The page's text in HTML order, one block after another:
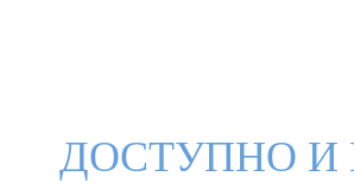
ДОСТУПНО И